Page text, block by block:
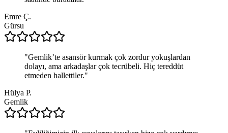
Emre Ç.
Gürsu
"Gemlik’te asansör kurmak çok zordur yokuşlardan
dolayı, ama arkadaşlar çok tecrübeli. Hiç tereddüt
etmeden hallettiler."
Hülya P.
Gemlik